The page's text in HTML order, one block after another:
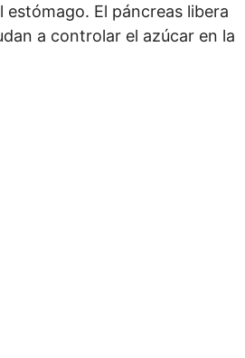
El páncreas libera
a controlar el azúcar en la